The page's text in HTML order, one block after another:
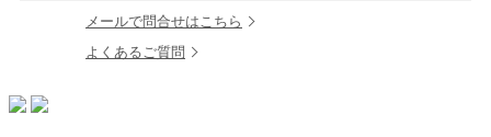
メールで問合せはこちら
よくあるご質問